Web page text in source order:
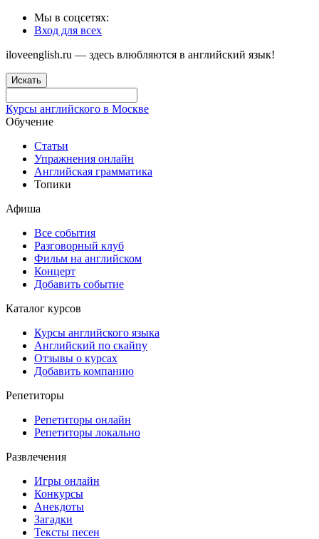
Мы в соцсетях:
Вход для всех
iloveenglish.ru — здесь влюбляются в английский язык!
Искать
Курсы английского в Москве
Обучение
Статьи
Упражнения онлайн
Английская грамматика
Топики
Афиша
Все события
Разговорный клуб
Фильм на английском
Концерт
Добавить событие
Каталог курсов
Курсы английского языка
Английский по скайпу
Отзывы о курсах
Добавить компанию
Репетиторы
Репетиторы онлайн
Репетиторы локально
Развлечения
Игры онлайн
Конкурсы
Анекдоты
Загадки
Тексты песен